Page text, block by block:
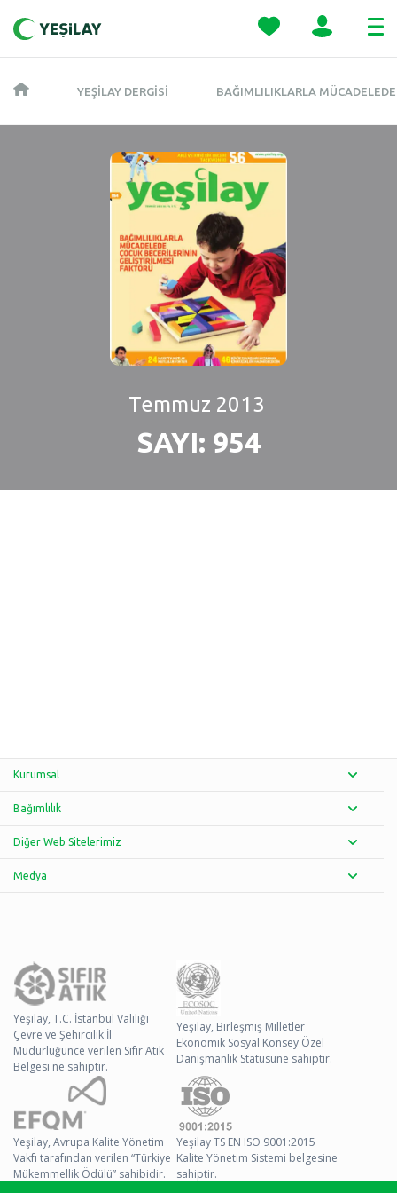
YEŞILAY DERGISI BAĞIMLILIKLARLA
Temmuz 2013
SAYI: 954
Kurumsal
Bağımlılık
Diğer Web Sitelerimiz
Medya
Yeşilay, T.C. İstanbul Valiliği
Çevre ve Şehircilik İl
Müdürlüğünce verilen Sıfır Atık
Belgesi'ne sahiptir.
Yeşilay, Birleşmiş Milletler
Ekonomik Sosyal Konsey Özel
Danışmanlık Statüsüne sahiptir.
Yeşilay, Avrupa Kalite Yönetim
Vakfı tarafından verilen “Türkiye
Mükemmellik Ödülü” sahibidir.
Yeşilay TS EN ISO 9001:2015
Kalite Yönetim Sistemi belgesine
sahiptir.